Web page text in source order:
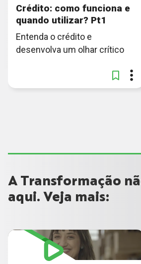
Crédito: como funciona e
quando utilizar? Pt1
Entenda o crédito e
desenvolva um olhar crítico
A Transformação
aqui. Veja mais: